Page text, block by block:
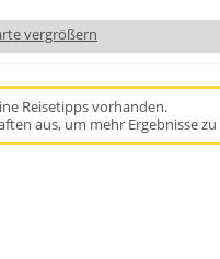
vergrößern
Reisetipps vorhanden.
aus, um mehr Ergebnisse